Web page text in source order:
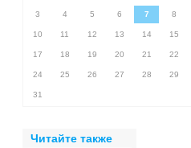
3 4 5 6 7 8
10 11 12 13 14 15
17 18 19 20 21 22
24 25 26 27 28 29
31
Читайте также